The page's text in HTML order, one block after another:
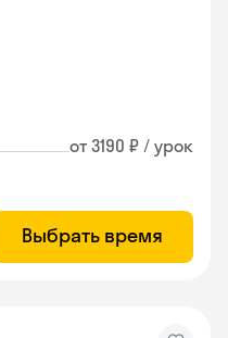
от 3190 ₽ / урок
Выбрать время